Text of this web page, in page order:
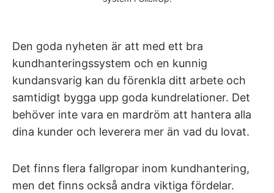
Den goda nyheten är att med ett bra
kundhanteringssystem och en kunnig
kundansvarig kan du förenkla ditt arbete och
samtidigt bygga upp goda kundrelationer. Det
behöver inte vara en mardröm att hantera alla
dina kunder och leverera mer än vad du lovat.
Det finns flera fallgropar inom kundhantering,
men det finns också andra viktiga fördelar.